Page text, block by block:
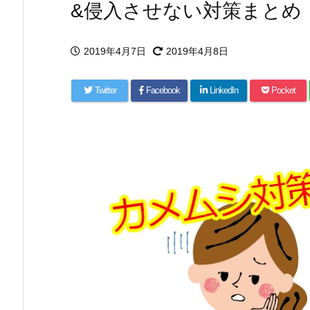
&侵入させない対策まとめ
2019年4月7日 2019年4月8日
Twitter Facebook LinkedIn Pocket